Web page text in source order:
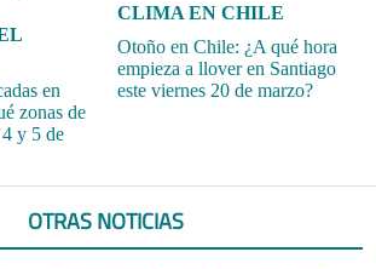
en
zonas de
y 5 de
CLIMA EN CHILE
Otoño en Chile: ¿A qué hora
empieza a llover en Santiago
este viernes 20 de marzo?
OTRAS NOTICIAS